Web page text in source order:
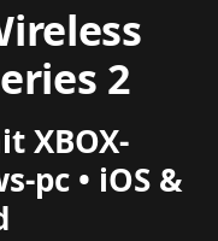
2
XBOX-
pc • iOS &